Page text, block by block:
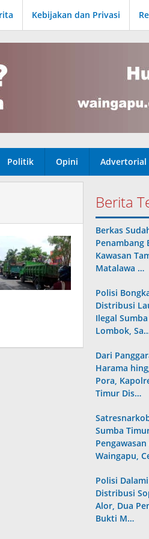
Kebijakan dan Privasi
Politik Opini Advertorial
Berita
Berkas
Penambang
Kawasan
Matalawa …
Polisi
Distribusi
Ilegal
Lombok,
Dari
Harama
Pora,
Timur Dis…
Sumba
Waingapu,
Polisi
Distribusi
Alor, Dua
Bukti M…